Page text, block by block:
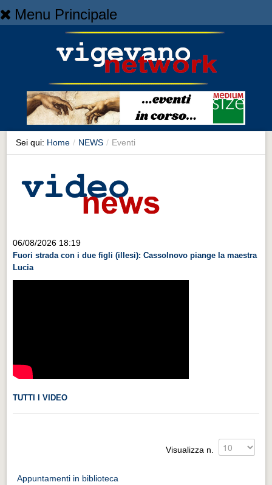
Menu Principale
NEWS
Cronaca
Cronaca
Artes et Artificia
Territorio
Territorio
CHI SIAMO
Sei qui: Home / NEWS / Eventi
06/08/2026 18:19
Fuori strada con i due figli (illesi): Cassolnovo piange la maestra
Lucia
TUTTI I VIDEO
Visualizza n.
Appuntamenti in biblioteca